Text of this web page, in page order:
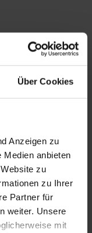
Über Cookies
Anzeigen zu
Medien anbieten
zu
zu Ihrer
Partner für
weiter. Unsere
mit
the
in